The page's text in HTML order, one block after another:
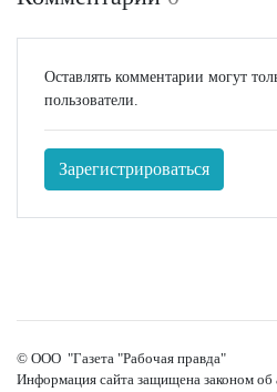
Оставлять комментарии могут
пользователи.
Зарегистрироваться
© ООО "Газета "Рабочая правда"
Информация сайта защищена законом об